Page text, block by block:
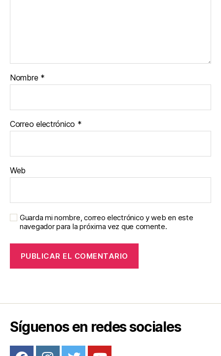
Nombre *
Correo electrónico *
Web
Guarda mi nombre, correo electrónico y web en este
navegador para la próxima vez que comente.
Síguenos en redes sociales